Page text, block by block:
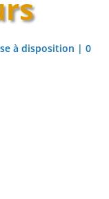
à disposition | 0